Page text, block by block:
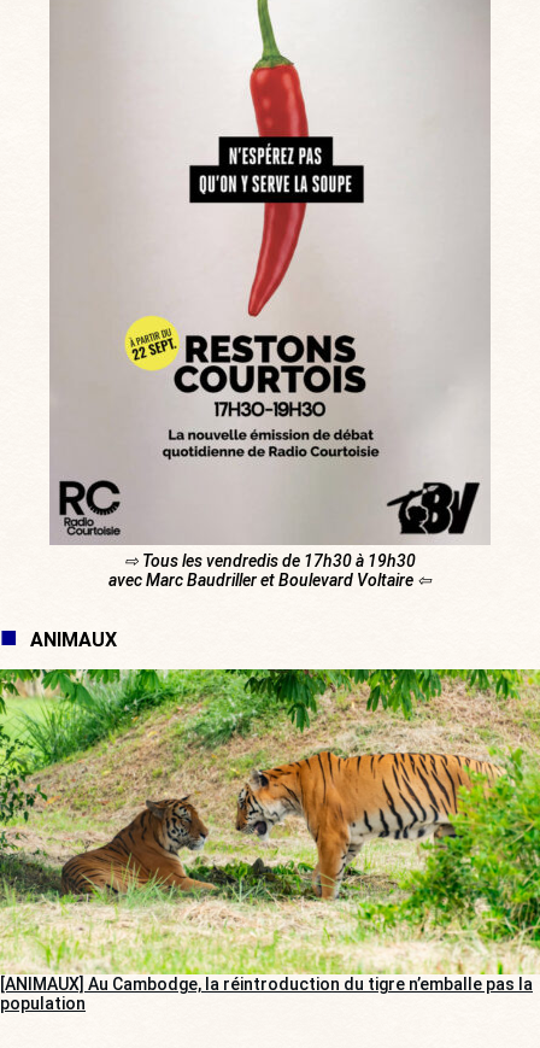
⇨ Tous les vendredis de 17h30 à 19h30
avec Marc Baudriller et Boulevard Voltaire ⇦
ANIMAUX
[ANIMAUX] Au Cambodge, la réintroduction du tigre n’emballe pas la
population